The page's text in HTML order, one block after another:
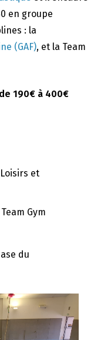
en groupe
: la
(GAF), et la Team
190€ à 400€
et
Gym
du